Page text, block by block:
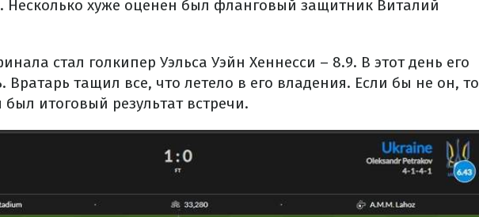
Несколько хуже оценен был фланговый защитник Виталий
стал голкипер Уэльса Уэйн Хеннесси – 8.9. В этот день его
Вратарь тащил все, что летело в его владения. Если бы не он, то
итоговый результат встречи.